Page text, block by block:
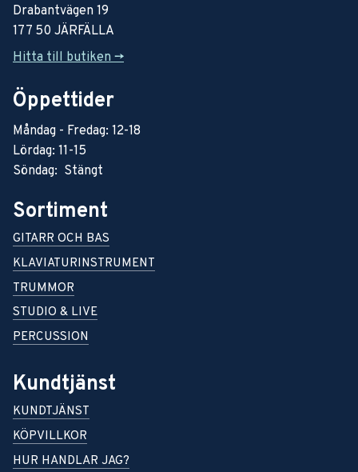
Drabantvägen 19
177 50 JÄRFÄLLA
Hitta till butiken ->
Öppettider
Måndag - Fredag: 12-18
Lördag: 11-15
Söndag: Stängt
Sortiment
GITARR OCH BAS
KLAVIATURINSTRUMENT
TRUMMOR
STUDIO & LIVE
PERCUSSION
Kundtjänst
KUNDTJÄNST
KÖPVILLKOR
HUR HANDLAR JAG?